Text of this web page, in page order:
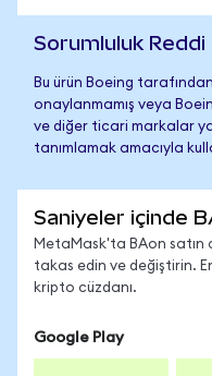
Sorumluluk Reddi
Bu ürün Boeing
onaylanmamış veya
ve diğer ticari markalar
tanımlamak amacıyla
Saniyeler içinde
MetaMask'ta BAon satın
takas edin ve değiştirin.
kripto cüzdanı.
Google Play